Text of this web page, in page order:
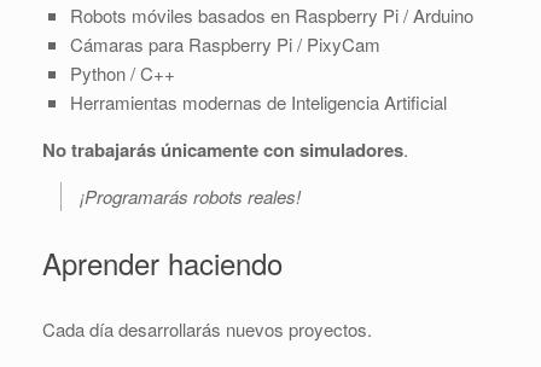
Robots móviles basados en Raspberry Pi / Arduino
Cámaras para Raspberry Pi / PixyCam
Python / C++
Herramientas modernas de Inteligencia Artificial
No trabajarás únicamente con simuladores.
¡Programarás robots reales!
Aprender haciendo
Cada día desarrollarás nuevos proyectos.